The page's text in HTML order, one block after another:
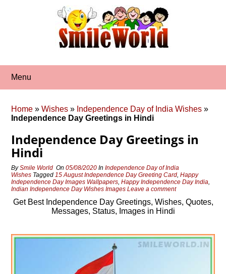
Menu
Home »Wishes » Independence Day of India Wishes »
Independence Day Greetings in Hindi
Independence Day Greetings in
Hindi
BySmile World On05/08/2020 InIndependence Day of India
Wishes Tagged15 August Independence Day Greeting Card,Happy
Independence Day Images Wallpapers,Happy Independence Day India,
Indian Independence Day Wishes Images Leave a comment
Get Best Independence Day Greetings, Wishes, Quotes,
Messages, Status, Images in Hindi